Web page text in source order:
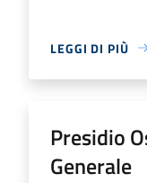
LEGGI DI PIÙ
Presidio
Generale